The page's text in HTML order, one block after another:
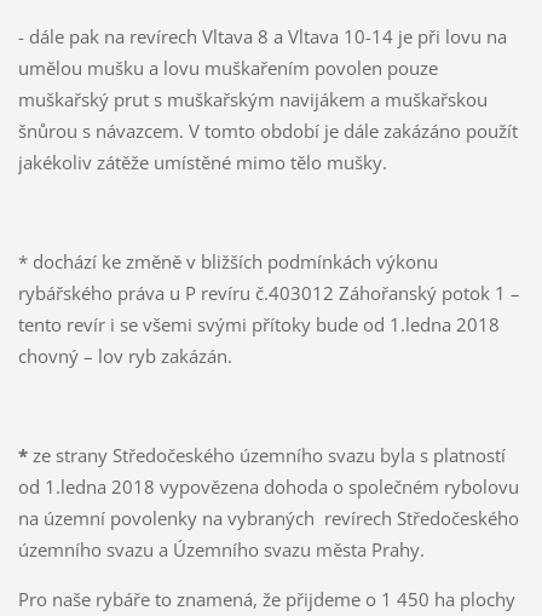
- dále pak na revírech Vltava 8 a Vltava 10-14 je při lovu na
umělou mušku a lovu muškařením povolen pouze
muškařský prut s muškařským navijákem a muškařskou
šnůrou s návazcem. V tomto období je dále zakázáno použít
jakékoliv zátěže umístěné mimo tělo mušky.
* dochází ke změně v bližších podmínkách výkonu
rybářského práva u P revíru č.403012 Záhořanský potok 1 –
tento revír i se všemi svými přítoky bude od 1.ledna 2018
chovný – lov ryb zakázán.
*ze strany Středočeského územního svazu byla s platností
od 1.ledna 2018 vypovězena dohoda o společném rybolovu
na územní povolenky na vybraných revírech Středočeského
územního svazu a Územního svazu města Prahy.
Pro naše rybáře to znamená, že přijdeme o 1 450 ha plochy